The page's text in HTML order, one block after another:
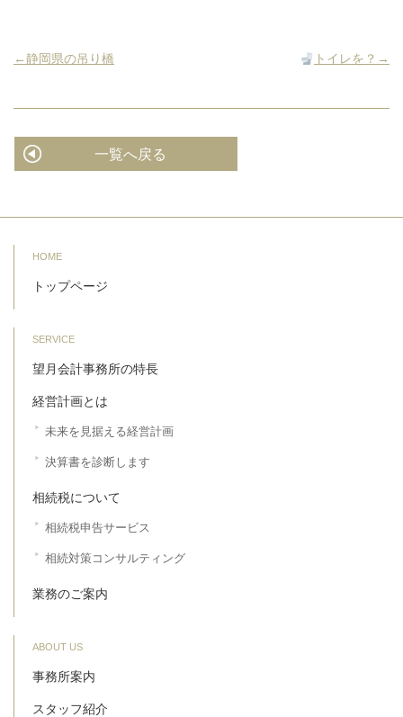
←静岡県の吊り橋 トイレを？→
一覧へ戻る
HOME
トップページ
SERVICE
望月会計事務所の特長
経営計画とは
未来を見据える経営計画
決算書を診断します
相続税について
相続税申告サービス
相続対策コンサルティング
業務のご案内
ABOUT US
事務所案内
スタッフ紹介